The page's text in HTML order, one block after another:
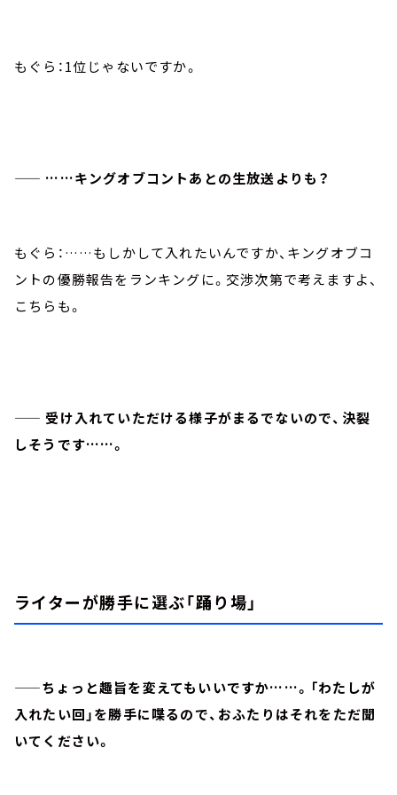
もぐら：1位じゃないですか。
—— ……キングオブコントあとの生放送よりも？
もぐら：……もしかして入れたいんですか、キングオブコ
ントの優勝報告をランキングに。交渉次第で考えますよ、
こちらも。
—— 受け入れていただける様子がまるでないので、決裂
しそうです……。
ライターが勝手に選ぶ「踊り場」
——ちょっと趣旨を変えてもいいですか……。「わたしが
入れたい回」を勝手に喋るので、おふたりはそれをただ聞
いてください。